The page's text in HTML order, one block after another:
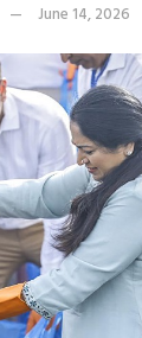
June 14, 2026